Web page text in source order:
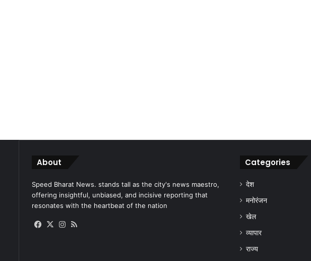
About
Speed Bharat News. stands tall as the city's news maestro,
offering insightful, unbiased, and incisive reporting that
resonates with the heartbeat of the nation
Facebook
X Instagram
Categories
देश
मनोरंजन
खेल
व्यापार
राज्य